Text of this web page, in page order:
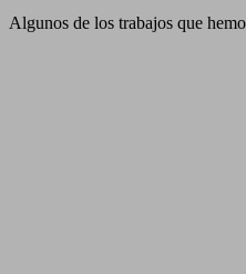
Algunos de los trabajos que